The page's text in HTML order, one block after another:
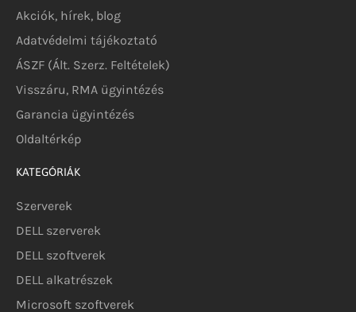
Akciók, hírek, blog
Adatvédelmi tájékoztató
ÁSZF (Ált. Szerz. Feltételek)
Visszáru, RMA ügyintézés
Garancia ügyintézés
Oldaltérkép
KATEGÓRIÁK
Szerverek
DELL szerverek
DELL szoftverek
DELL alkatrészek
Microsoft szoftverek